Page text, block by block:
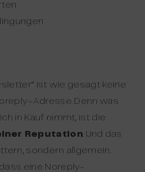
ist wie gesagt keine
Adresse. Denn was
in Kauf nimmt, ist die
Reputation. Und das
sondern allgemein.
eine Noreply-